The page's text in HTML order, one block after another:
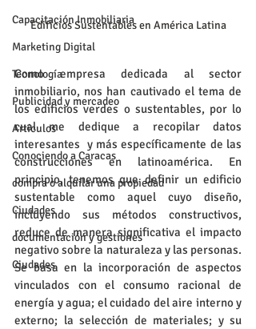
Capacitación Inmobiliaria
Marketing Digital
Tecnología
Publicidad y mercadeo
Artículos
Conociendo a Caracas
compra o alquilar una propiedad
Ciudades
documentación y gestiones
Ciudades
Edificios Sustentables en América Latina
Como empresa dedicada al sector
inmobiliario, nos han cautivado el tema de
los edificios verdes o sustentables, por lo
cual me dedique a recopilar datos
interesantes  y más específicamente de las
construcciones en latinoamérica. En
principio, tenemos que definir un edificio
sustentable como aquel cuyo diseño,
incluyendo sus métodos constructivos,
reduce de manera significativa el impacto
Se basa en la incorporación de aspectos
vinculados con el consumo racional de
energía y agua; el cuidado del aire interno y
externo; la selección de materiales; y su